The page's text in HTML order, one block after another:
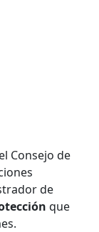
Consejo de
de
que